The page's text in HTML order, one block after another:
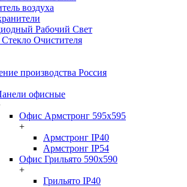
воздуха
Рабочий Свет
Очистителя
производства Россия
офисные
Офис Армстронг 595x595
+
Армстронг IP40
Армстронг IP54
Офис Грильято 590x590
+
Грильято IP40